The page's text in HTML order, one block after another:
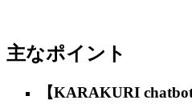
主なポイント
【KARAKURI